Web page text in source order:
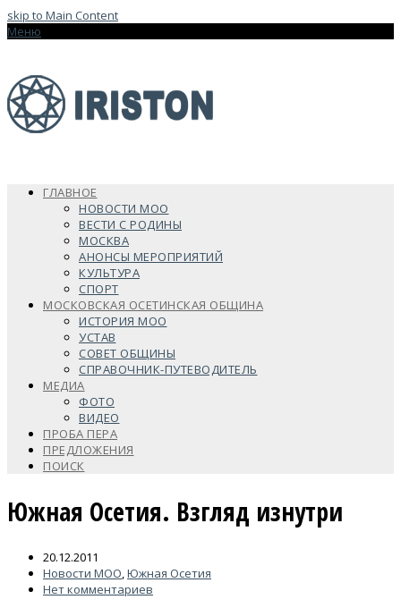
skip to Main Content
Меню
ГЛАВНОЕ
НОВОСТИ МОО
ВЕСТИ С РОДИНЫ
МОСКВА
АНОНСЫ МЕРОПРИЯТИЙ
КУЛЬТУРА
СПОРТ
МОСКОВСКАЯ ОСЕТИНСКАЯ ОБЩИНА
ИСТОРИЯ МОО
УСТАВ
СОВЕТ ОБЩИНЫ
СПРАВОЧНИК-ПУТЕВОДИТЕЛЬ
МЕДИА
ФОТО
ВИДЕО
ПРОБА ПЕРА
ПРЕДЛОЖЕНИЯ
ПОИСК
Южная Осетия. Взгляд изнутри
20.12.2011
Новости МОО,Южная Осетия
Нет комментариев